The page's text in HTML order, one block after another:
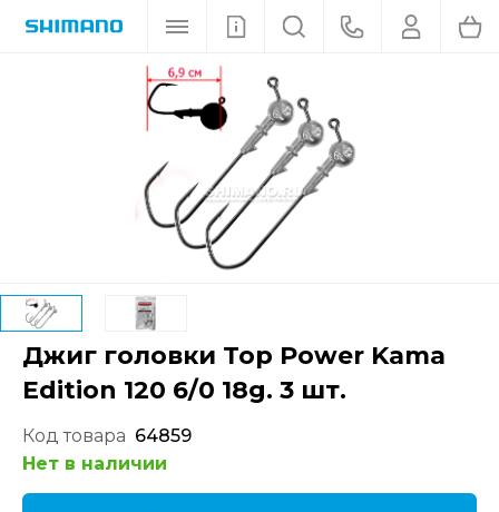
Джиг головки Top Power Kama
Edition 120 6/0 18g. 3 шт.
Код товара 64859
Нет в наличии